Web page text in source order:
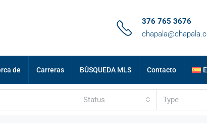
376 765 3676
de Carreras BÚSQUEDA MLS Contacto
Status Type